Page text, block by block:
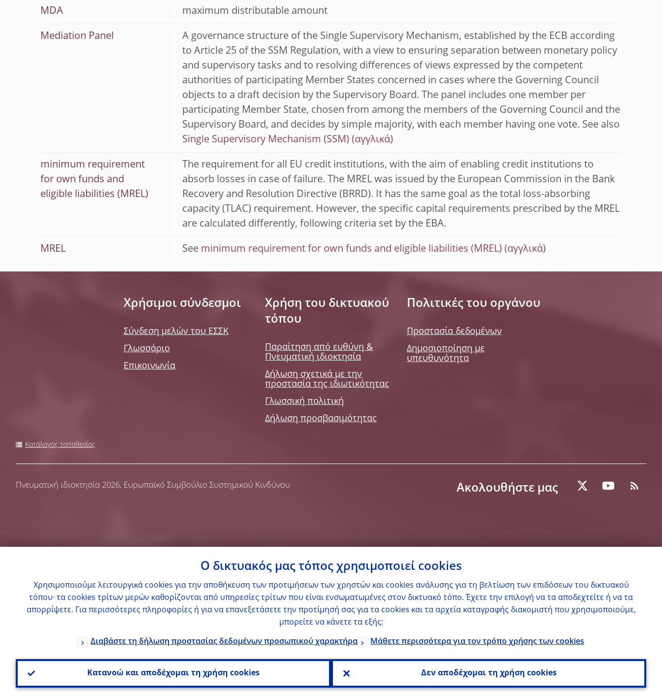
MDA maximum distributable amount
Mediation Panel
A governance structure of the Single Supervisory Mechanism, established by the ECB according
to Article 25 of the SSM Regulation, with a view to ensuring separation between monetary policy
and supervisory tasks and to resolving differences of views expressed by the competent
authorities of participating Member States concerned in cases where the Governing Council
objects to a draft decision by the Supervisory Board. The panel includes one member per
participating Member State, chosen from among the members of the Governing Council and the
Supervisory Board, and decides by simple majority, with each member having one vote. See also
Single Supervisory Mechanism (SSM)
minimum requirement
for own funds and
eligible liabilities (MREL)
The requirement for all EU credit institutions, with the aim of enabling credit institutions to
absorb losses in case of failure. The MREL was issued by the European Commission in the Bank
Recovery and Resolution Directive (BRRD). It has the same goal as the total loss-absorbing
capacity (TLAC) requirement. However, the specific capital requirements prescribed by the MREL
are calculated differently, following criteria set by the EBA.
MREL See minimum requirement for own funds and eligible liabilities (MREL)
Χρήσιμοι σύνδεσμοι
Σύνδεση μελών του ΕΣΣΚ
Γλωσσάριο
Επικοινωνία
Χρήση του δικτυακού
τόπου
Παραίτηση από ευθύνη &
Πνευματική ιδιοκτησία
Δήλωση σχετικά με την
προστασία της ιδιωτικότητας
Γλωσσική πολιτική
Δήλωση προσβασιμότητας
Πολιτικές του οργάνου
Προστασία δεδομένων
Δημοσιοποίηση με
υπευθυνότητα
Κατάλογος τοποθεσίας
Πνευματική ιδιοκτησία 2026, Ευρωπαϊκό Συμβούλιο Συστημικού Κινδύνου Ακολουθήστε μας
Ο δικτυακός μας τόπος χρησιμοποιεί cookies
Χρησιμοποιούμε λειτουργικά cookies για την αποθήκευση των προτιμήσεων των χρηστών και cookies ανάλυσης για τη βελτίωση των επιδόσεων του δικτυακού
τόπου· τα cookies τρίτων μερών καθορίζονται από υπηρεσίες τρίτων που είναι ενσωματωμένες στον δικτυακό τόπο. Έχετε την επιλογή να τα αποδεχτείτε ή να τα
απορρίψετε. Για περισσότερες πληροφορίες ή για να επανεξετάσετε την προτίμησή σας για τα cookies και τα αρχεία καταγραφής διακομιστή που χρησιμοποιούμε,
μπορείτε να κάνετε τα εξής:
Διαβάστε τη δήλωση προστασίας δεδομένων προσωπικού χαρακτήρα Μάθετε περισσότερα για τον τρόπο χρήσης των cookies
Κατανοώ και αποδέχομαι τη χρήση cookies Δεν αποδέχομαι τη χρήση cookies